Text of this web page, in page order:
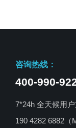
咨询热线：
400-990-
7*24h 全天候用户
190 4282 6882（